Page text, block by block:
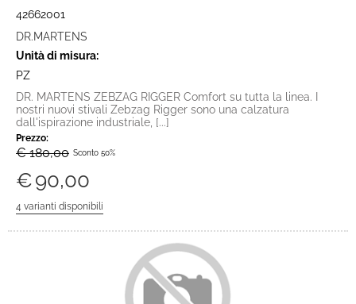
42662001
DR.MARTENS
Unità di misura:
PZ
DR. MARTENS ZEBZAG RIGGER Comfort su tutta la linea. I
nostri nuovi stivali Zebzag Rigger sono una calzatura
dall'ispirazione industriale, [...]
Prezzo:
€ 180,00 Sconto 50%
€90,00